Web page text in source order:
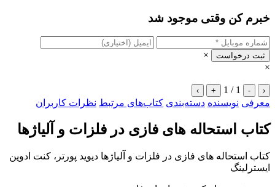
خبرم کن وقتی موجود شد
ثبت درخواست
×
×
‹
-
1 / 1
+
›
معرفی نویسنده دسته‌بندی کتاب‌های مرتبط نظرات کاربران
کتاب استحاله های فازی در فلزات و آلیاژها
کتاب استحاله های فازی در فلزات و آلیاژها دیوید پورتر، کنت ادوین
ایسترلینگ‌